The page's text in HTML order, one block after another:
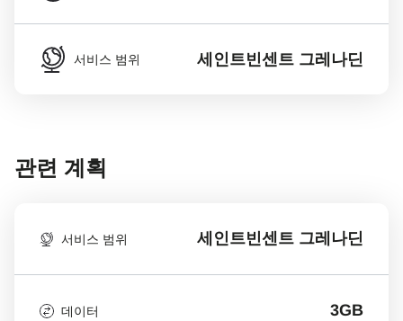
서비스 범위 세인트빈센트 그레나딘
관련 계획
서비스 범위 세인트빈센트 그레나딘
데이터 3GB